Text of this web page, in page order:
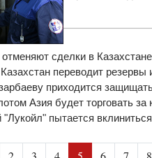
сделки в Казахстане
переводит резервы
приходится
Азия будет торговать за
"Лукойл" пытается